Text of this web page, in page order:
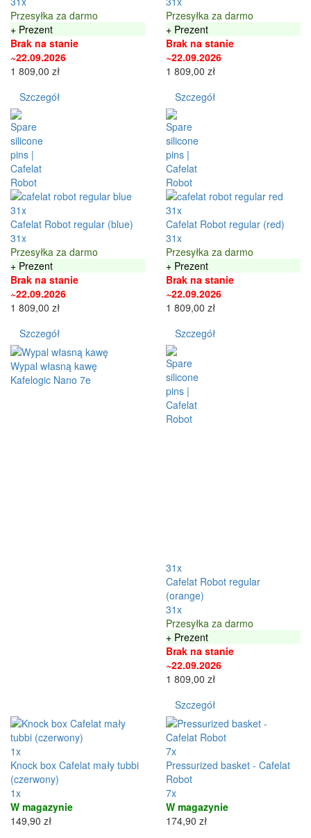
Przesyłka za darmo
+ Prezent
Brak na stanie
~22.09.2026
1 809,00 zł
Szczegół
Przesyłka za darmo
+ Prezent
Brak na stanie
~22.09.2026
1 809,00 zł
Szczegół
31x
Cafelat Robot regular (blue)
31x
Przesyłka za darmo
+ Prezent
Brak na stanie
~22.09.2026
1 809,00 zł
Szczegół
31x
Cafelat Robot regular (red)
31x
Przesyłka za darmo
+ Prezent
Brak na stanie
~22.09.2026
1 809,00 zł
Szczegół
Wypal własną kawę
Kafelogic Nano 7e
31x
Cafelat Robot regular
(orange)
31x
Przesyłka za darmo
+ Prezent
Brak na stanie
~22.09.2026
1 809,00 zł
Szczegół
1x
Knock box Cafelat mały tubbi
(czerwony)
1x
W magazynie
149,90 zł
7x
Pressurized basket - Cafelat
Robot
7x
W magazynie
174,90 zł